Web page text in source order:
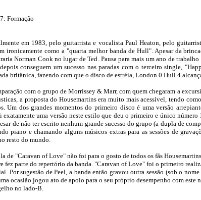
Formação
em 1983, pelo guitarrista e vocalista Paul Heaton, pelo
ironicamente como a "quarta melhor banda de Hull". Apesar da
Norman Cook no lugar de Ted. Pausa para mais um ano de
conseguem um sucesso nas paradas com o terceiro single,
britânica, fazendo com que o disco de estréia, London 0 Hull 4
com o grupo de Morrissey & Marr, com quem chegaram a
a proposta do Housemartins era muito mais acessível, tendo
Um dos grandes momentos do primeiro disco é uma versão
exatamente uma versão neste estilo que deu o primeiro e único
de não ter escrito nenhum grande sucesso do grupo (a dupla de
piano e chamando alguns músicos extras para as sessões de
resto do mundo.
de "Caravan of Love" não foi para o gosto de todos os fãs
fez parte do repertório da banda. "Caravan of Love" foi o primeiro
Por sugestão de Peel, a banda então gravou outra sessão (sob o
ocasião jogou ato de apoio para o seu próprio desempenho com
no lado-B.